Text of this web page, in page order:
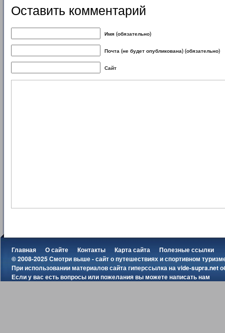
Оставить комментарий
Имя (обязательно)
Почта (не будет опубликована) (обязательно)
Сайт
Главная О сайте Контакты Карта сайта
Полезные ссылки
© 2008-2025 Смотри выше - сайт о путешествиях и спортивном
При использовании материалов сайта гиперссылка наvide-supra.net
Если у вас есть вопросы или пожелания вы можетенаписать нам